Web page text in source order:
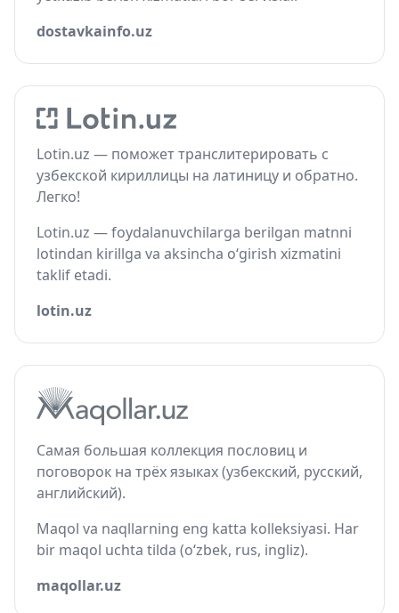
dostavkainfo.uz
Lotin.uz — поможет транслитерировать с
узбекской кириллицы на латиницу и обратно.
Легко!
Lotin.uz — foydalanuvchilarga berilgan matnni
lotindan kirillga va aksincha o‘girish xizmatini
taklif etadi.
lotin.uz
Самая большая коллекция пословиц и
поговорок на трёх языках (узбекский, русский,
английский).
Maqol va naqllarning eng katta kolleksiyasi. Har
bir maqol uchta tilda (o‘zbek, rus, ingliz).
maqollar.uz